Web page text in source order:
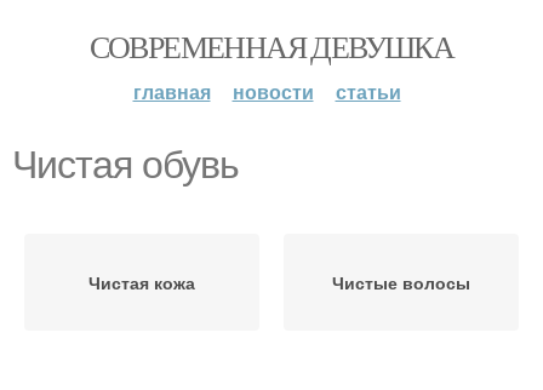
СОВРЕМЕННАЯ ДЕВУШКА
главная новости статьи
Чистая обувь
Чистая кожа Чистые волосы